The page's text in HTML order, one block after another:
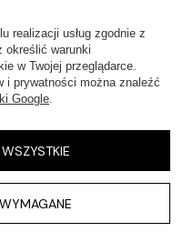
realizacji usług zgodnie z
określić warunki
w Twojej przeglądarce.
i prywatności można znaleźć
Google.